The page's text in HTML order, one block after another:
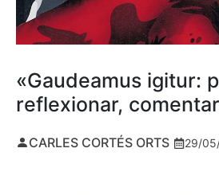
«Gaudeamus igitur:
reflexionar,
CARLES CORTÉS ORTS 29/